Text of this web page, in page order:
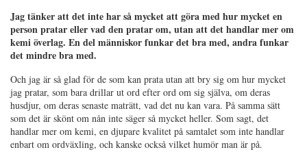
Jag tänker att det inte har så mycket att göra med hur mycket en
person pratar eller vad den pratar om, utan att det handlar mer om
kemi överlag. En del människor funkar det bra med, andra funkar
det mindre bra med.
Och jag är så glad för de som kan prata utan att bry sig om hur mycket
jag pratar, som bara drillar ut ord efter ord om sig själva, om deras
husdjur, om deras senaste maträtt, vad det nu kan vara. På samma sätt
som det är skönt om nån inte säger så mycket heller. Som sagt, det
handlar mer om kemi, en djupare kvalitet på samtalet som inte handlar
enbart om ordväxling, och kanske också vilket humör man är på.